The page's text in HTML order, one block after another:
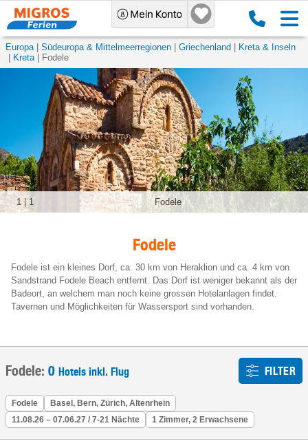
Europa Südeuropa & Mittelmeerregionen Griechenland
Kreta & Inseln
Kreta
Fodele
Fodele
1|1
Fodele
Fodele ist ein kleines Dorf, ca. 30 km von Heraklion und ca. 4 km von
Sandstrand Fodele Beach entfernt. Das Dorf ist weniger bekannt als der
Badeort, an welchem man noch keine grossen Hotelanlagen findet.
Tavernen und Möglichkeiten für Wassersport sind vorhanden.
Fodele: 0 Hotels inkl. Flug FILTER
Fodele
Basel, Bern, Zürich, Altenrhein
11.08.26 – 07.06.27 / 7-21 Nächte
1 Zimmer, 2 Erwachsene